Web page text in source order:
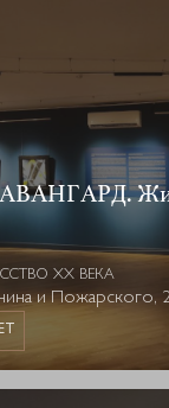
XX ВЕКА
и Пожарского,